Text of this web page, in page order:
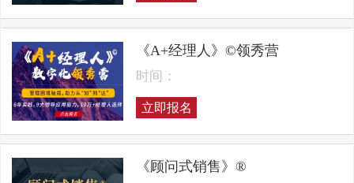
《A+经理人》©领秀营
时间：
立即报名
《顾问式销售》®